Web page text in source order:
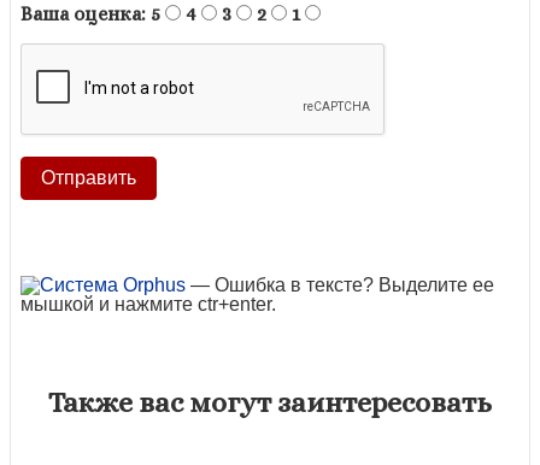
Ваша оценка: 5 4 3 2 1
— Ошибка в тексте? Выделите ее
мышкой и нажмите ctr+enter.
Также вас могут заинтересовать